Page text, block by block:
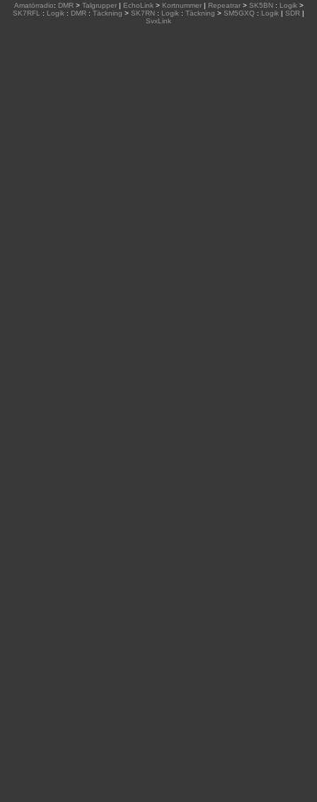
Amatörradio: DMR> Talgrupper| EchoLink> Kortnummer| Repeatrar> SK5BN: Logik>
SK7RFL
: Logik : DMR : Täckning > SK7RN : Logik : Täckning > SM5GXQ : Logik | SDR |
SvxLink